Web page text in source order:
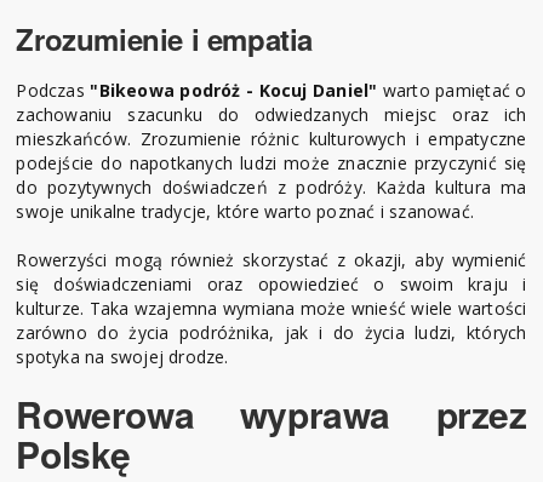
Zrozumienie i empatia
Podczas "Bikeowa podróż - Kocuj Daniel" warto pamiętać o
zachowaniu szacunku do odwiedzanych miejsc oraz ich
mieszkańców. Zrozumienie różnic kulturowych i empatyczne
podejście do napotkanych ludzi może znacznie przyczynić się
do pozytywnych doświadczeń z podróży. Każda kultura ma
swoje unikalne tradycje, które warto poznać i szanować.
Rowerzyści mogą również skorzystać z okazji, aby wymienić
się doświadczeniami oraz opowiedzieć o swoim kraju i
kulturze. Taka wzajemna wymiana może wnieść wiele wartości
zarówno do życia podróżnika, jak i do życia ludzi, których
spotyka na swojej drodze.
Rowerowa wyprawa przez
Polskę